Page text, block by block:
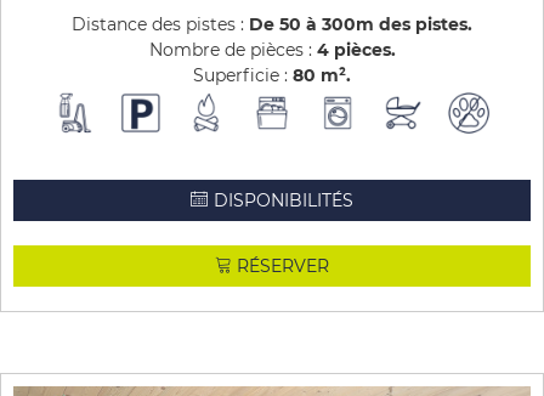
Distance des pistes : De 50 à 300m des pistes
Nombre de pièces : 4 pièces
Superficie : 80 m²
DISPONIBILITÉS
RÉSERVER